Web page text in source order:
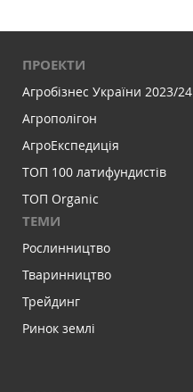
ПРОЕКТИ
Агробізнес України 2023/24
Агрополігон
АгроЕкспедиція
ТОП 100 латифундистів
ТОП Organic
ТЕМИ
Рослинництво
Тваринництво
Трейдинг
Ринок землі